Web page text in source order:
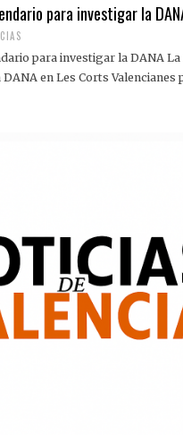
para investigar la
para investigar la DANA La
en Les Corts Valencianes